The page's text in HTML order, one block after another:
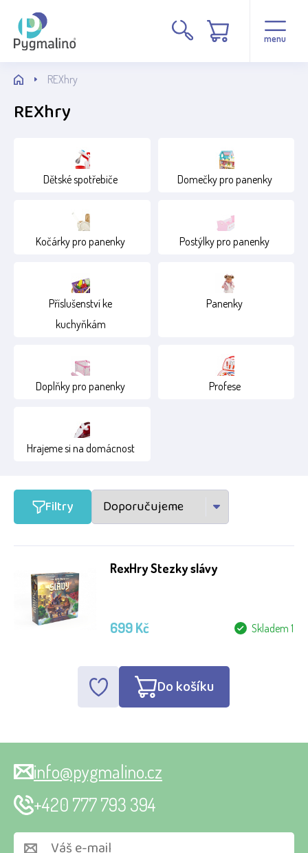
menu
Stav
Věk
12+
2+
REXhry
REXhry
Dětské spotřebiče Domečky pro panenky
Kočárky pro panenky Postýlky pro panenky
Příslušenství ke
kuchyňkám
Panenky
Doplňky pro panenky Profese
Hrajeme si na domácnost
Filtry
RexHry Stezky slávy
Skladem 1
699 Kč
Do košíku
info@pygmalino.cz
+420 777 793 394